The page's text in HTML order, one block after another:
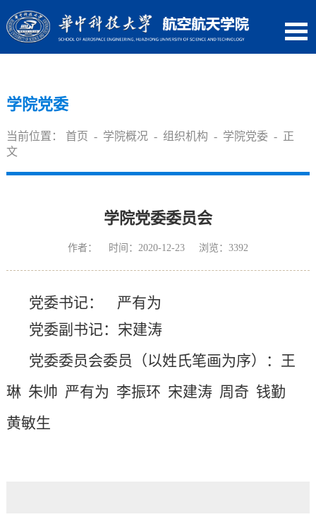
学院党委
当前位置： 首页 - 学院概况- 组织机构 - 学院党委- 正
文
学院党委委员会
作者： 时间：2020-12-23 浏览： 3392
党委书记： 严有为
党委副书记：宋建涛
党委委员会委员（以姓氏笔画为序）： 王
琳 朱帅 严有为 李振环 宋建涛 周奇 钱勤
黄敏生